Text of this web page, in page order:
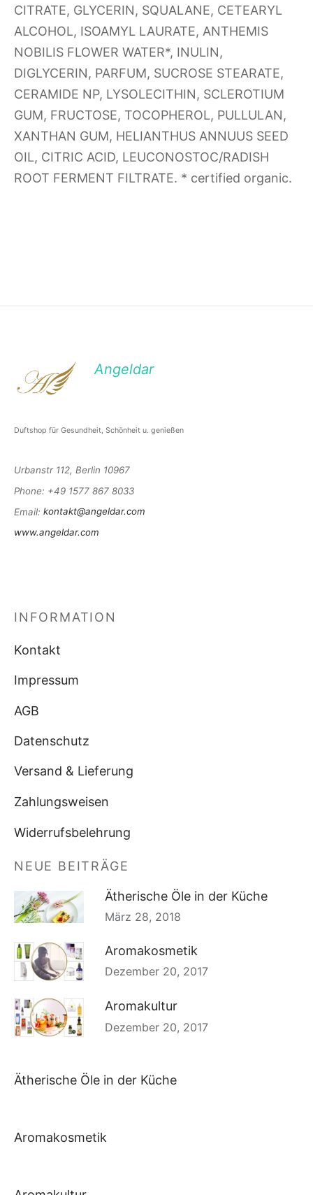
CITRATE, GLYCERIN, SQUALANE, CETEARYL
ALCOHOL, ISOAMYL LAURATE, ANTHEMIS
NOBILIS FLOWER WATER*, INULIN,
DIGLYCERIN, PARFUM, SUCROSE STEARATE,
CERAMIDE NP, LYSOLECITHIN, SCLEROTIUM
GUM, FRUCTOSE, TOCOPHEROL, PULLULAN,
XANTHAN GUM, HELIANTHUS ANNUUS SEED
OIL, CITRIC ACID, LEUCONOSTOC/RADISH
ROOT FERMENT FILTRATE. * certified organic.
Angeldar
Duftshop für Gesundheit, Schönheit u. genießen
Urbanstr 112, Berlin 10967
Phone: +49 1577 867 8033
Email: kontakt@angeldar.com
www.angeldar.com
INFORMATION
Kontakt
Impressum
AGB
Datenschutz
Versand & Lieferung
Zahlungsweisen
Widerrufsbelehrung
NEUE BEITRÄGE
Ätherische Öle in der Küche
März 28, 2018
Aromakosmetik
Dezember 20, 2017
Aromakultur
Dezember 20, 2017
Ätherische Öle in der Küche
Aromakosmetik